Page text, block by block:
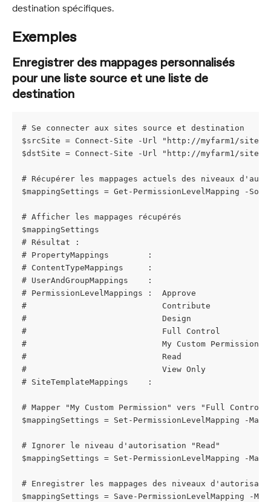
destination spécifiques.
Exemples
Enregistrer des mappages personnalisés
pour une liste source et une liste de
destination
# Se connecter aux sites source et destination
$srcSite = Connect-Site -Url "http://myfarm1/sites/
$dstSite = Connect-Site -Url "http://myfarm1/sites/
# Récupérer les mappages actuels des niveaux
$mappingSettings = Get-PermissionLevelMapping -
# Afficher les mappages récupérés
$mappingSettings
# Résultat :
# PropertyMappings        :
# ContentTypeMappings     :
# UserAndGroupMappings    :
# PermissionLevelMappings :  Approve              ->
#                            Contribute           ->
#                            Design               ->
#                            Full Control         ->
#                            My Custom Permission ->
#                            Read                 ->
#                            View Only            ->
# SiteTemplateMappings    :
# Mapper "My Custom Permission" vers "Full Control"
$mappingSettings = Set-PermissionLevelMapping -
# Ignorer le niveau d'autorisation "Read"
$mappingSettings = Set-PermissionLevelMapping -
# Enregistrer les mappages des niveaux
$mappingSettings = Save-PermissionLevelMapping -